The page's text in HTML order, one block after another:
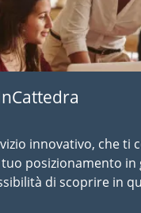
innovativo, che ti
posizionamento
di scoprire in